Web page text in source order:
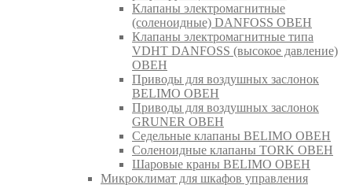
Клапаны электромагнитные
(соленоидные) DANFOSS ОВЕН
Клапаны электромагнитные типа
VDHT DANFOSS (высокое давление)
ОВЕН
Приводы для воздушных заслонок
BELIMO ОВЕН
Приводы для воздушных заслонок
GRUNER ОВЕН
Седельные клапаны BELIMO ОВЕН
Соленоидные клапаны TORK ОВЕН
Шаровые краны BELIMO ОВЕН
Микроклимат для шкафов управления